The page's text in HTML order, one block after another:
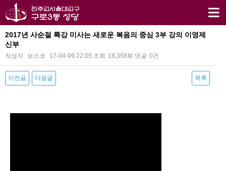
2017년 사순절 특강 미사는 새로운 복음의 중심 3부 강의 이영제
신부
작성자 보스코 17-04-09 22:05 조회 18,358회 댓글 0건
이전글 다음글 목록